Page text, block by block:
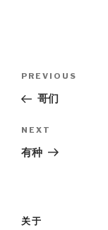
Previous
Post
PREVIOUS
哥们
Next
Post
NEXT
有种
关于